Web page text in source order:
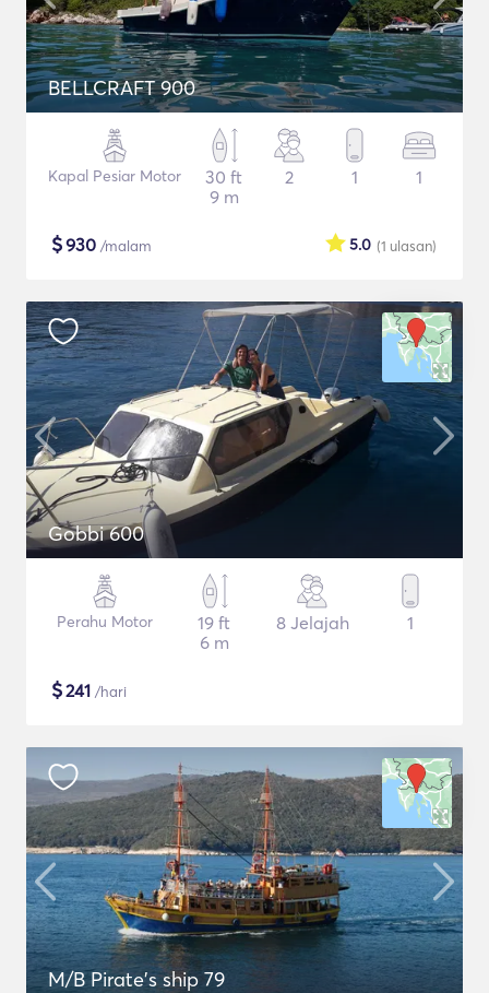
BELLCRAFT 900
Kapal Pesiar Motor
30 ft
9 m
2 1 1
$930 /malam (1 ulasan)
5.0
Gobbi 600
Perahu Motor
19 ft
6 m
8 Jelajah 1
$241 /hari
M/B Pirate's ship 79